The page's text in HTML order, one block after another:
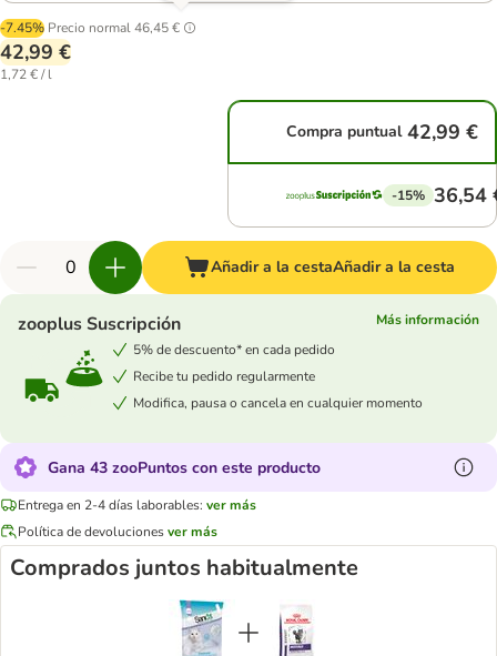
-7.45% Precio normal46,45 €
42,99 €
1,72 € / l
Compra puntual 42,99 €
-15% 36,54
Añadir a la cestaAñadir a la cesta
zooplus Suscripción
Más información
5% de descuento* en cada pedido
Recibe tu pedido regularmente
Modifica, pausa o cancela en cualquier momento
Gana 43 zooPuntos con este producto
Entrega en 2-4 días laborables: ver más
Política de devolucionesver más
Comprados juntos habitualmente